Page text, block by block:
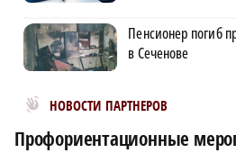
Пенсионер погиб
в Сеченове
НОВОСТИ ПАРТНЕРОВ
Новости МирТесен
Профориентационные